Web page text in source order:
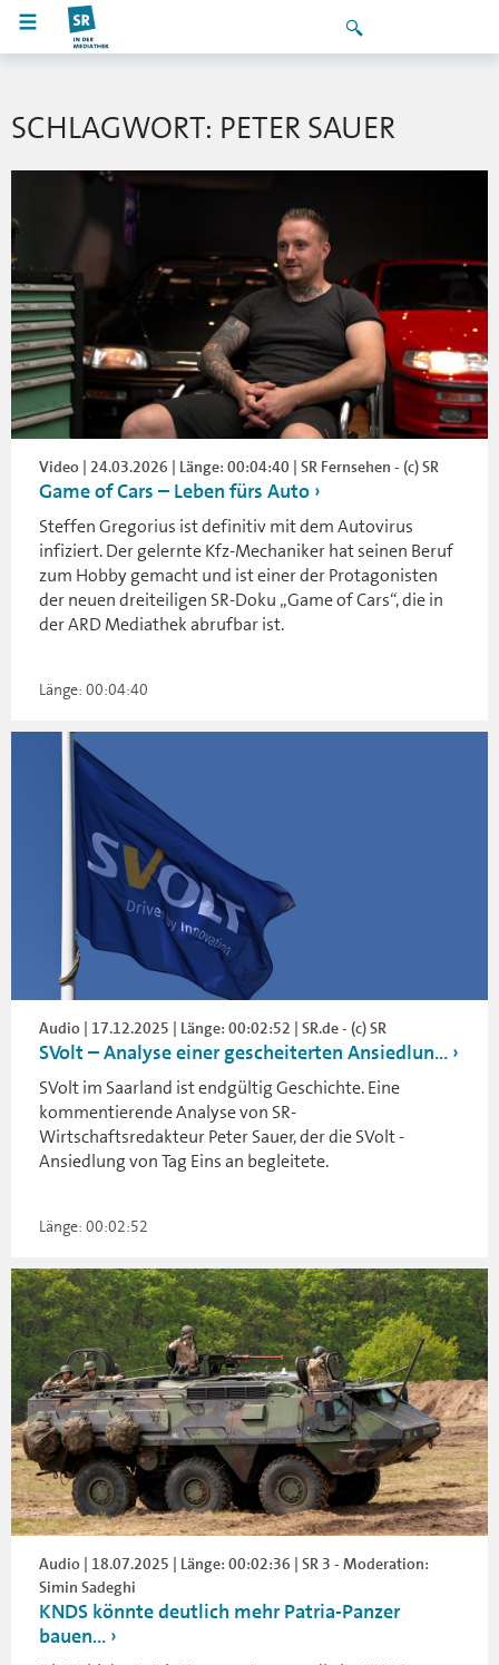
SCHLAGWORT: PETER SAUER
Video | 24.03.2026 | Länge: 00:04:40 | SR Fernsehen - (c) SR
Game of Cars – Leben fürs Auto
Steffen Gregorius ist definitiv mit dem Autovirus
infiziert. Der gelernte Kfz-Mechaniker hat seinen Beruf
zum Hobby gemacht und ist einer der Protagonisten
der neuen dreiteiligen SR-Doku „Game of Cars“, die in
der ARD Mediathek abrufbar ist.
Länge: 00:04:40
Audio | 17.12.2025 | Länge: 00:02:52 | SR.de - (c) SR
SVolt – Analyse einer gescheiterten Ansiedlun...
SVolt im Saarland ist endgültig Geschichte. Eine
kommentierende Analyse von SR-
Wirtschaftsredakteur Peter Sauer, der die SVolt -
Ansiedlung von Tag Eins an begleitete.
Länge: 00:02:52
Audio | 18.07.2025 | Länge: 00:02:36 | SR 3 - Moderation:
Simin Sadeghi
KNDS könnte deutlich mehr Patria-Panzer
bauen...